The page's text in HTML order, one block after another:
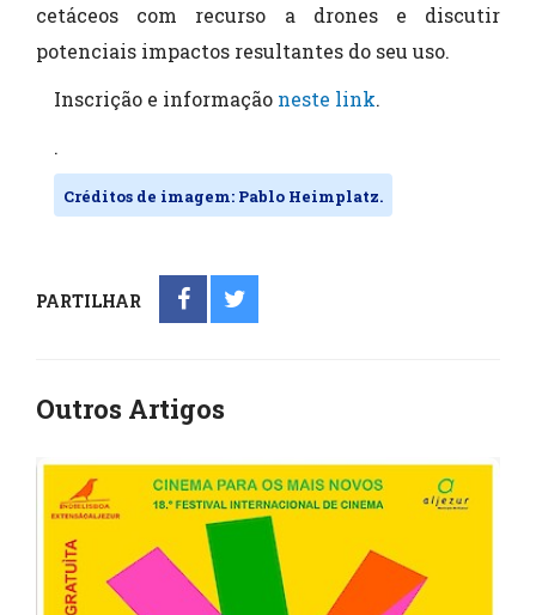
cetáceos com recurso a drones e discutir
potenciais impactos resultantes do seu uso.
Inscrição e informação neste link.
.
Créditos de imagem: Pablo Heimplatz.
PARTILHAR
Outros Artigos